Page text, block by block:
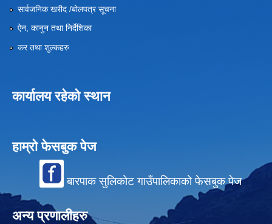
सार्वजनिक खरीद /बोलपत्र सूचना
ऐन, कानुन तथा निर्देशिका
कर तथा शुल्कहरु
कार्यालय रहेको स्थान
हाम्रो फेसबुक पेज
बारपाक सुलिकोट गाउँपालिकाको फेसबुक पेज
अन्य प्रणालीहरु